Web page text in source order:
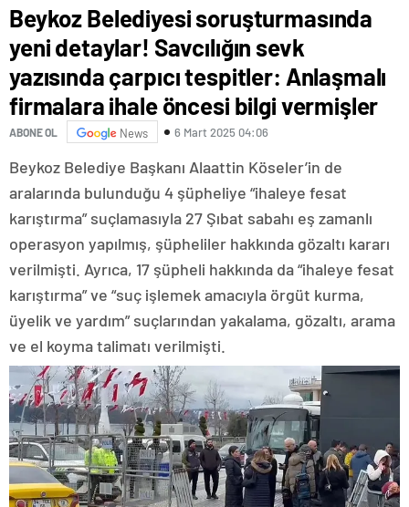
Beykoz Belediyesi soruşturmasında
yeni detaylar! Savcılığın sevk
yazısında çarpıcı tespitler: Anlaşmalı
firmalara ihale öncesi bilgi vermişler
ABONE OL News 6 Mart 2025 04:06
Beykoz Belediye Başkanı Alaattin Köseler’in de
aralarında bulunduğu 4 şüpheliye “ihaleye fesat
karıştırma” suçlamasıyla 27 Şıbat sabahı eş zamanlı
operasyon yapılmış, şüpheliler hakkında gözaltı kararı
verilmişti. Ayrıca, 17 şüpheli hakkında da “ihaleye fesat
karıştırma” ve “suç işlemek amacıyla örgüt kurma,
üyelik ve yardım” suçlarından yakalama, gözaltı, arama
ve el koyma talimatı verilmişti.